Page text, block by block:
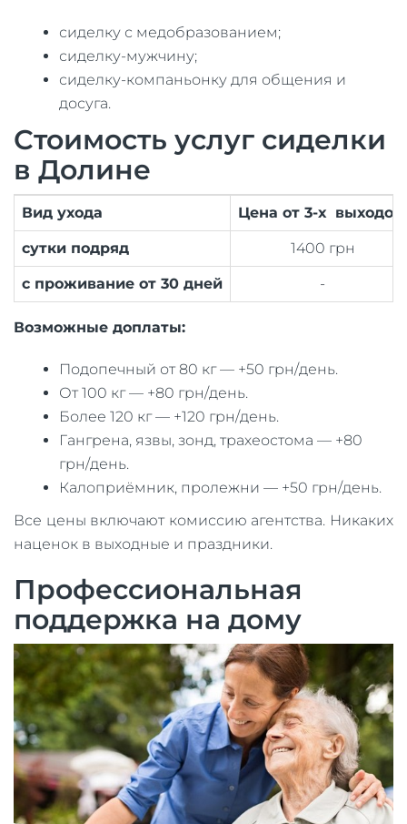
сиделку с медобразованием;
сиделку-мужчину;
сиделку-компаньонку для общения и
досуга.
Стоимость услуг сиделки
в Долине
Вид ухода Цена от 3-х выходов
сутки подряд 1400 грн
с проживание от 30 дней -
Возможные доплаты:
Подопечный от 80 кг — +50 грн/день.
От 100 кг — +80 грн/день.
Более 120 кг — +120 грн/день.
Гангрена, язвы, зонд, трахеостома — +80
грн/день.
Калоприёмник, пролежни — +50 грн/день.
Все цены включают комиссию агентства. Никаких
наценок в выходные и праздники.
Профессиональная
поддержка на дому